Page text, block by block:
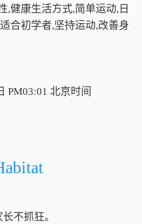
,健康生活方式,简单运动,日
合初学者,坚持运动,改善身
PM03:01 北京时间
北京时间
不抓狂。